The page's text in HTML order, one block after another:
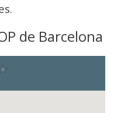
de Barcelona